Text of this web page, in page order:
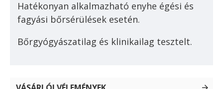
Hatékonyan alkalmazható enyhe égési és
fagyási bőrsérülések esetén.
Bőrgyógyászatilag és klinikailag tesztelt.